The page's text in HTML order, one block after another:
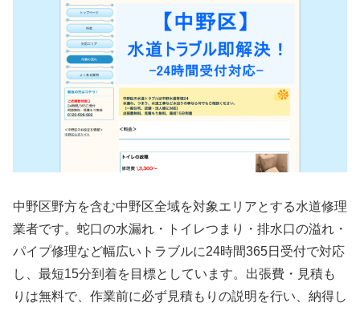
中野区野方を含む中野区全域を対象エリアとする水道修理
業者です。蛇口の水漏れ・トイレつまり・排水口の溢れ・
パイプ修理など幅広いトラブルに24時間365日受付で対応
し、最短15分到着を目標としています。出張費・見積も
りは無料で、作業前に必ず見積もりの説明を行い、納得し